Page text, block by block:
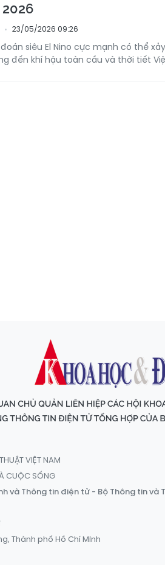
23/05/2026 09:26
siêu El Nino cực mạnh có thể
đến khí hậu toàn cầu và thời tiết
VIỆT NAM
CUỘC SỐNG
và Thông tin điện tử - Bộ Thông tin
Thành phố Hồ Chí Minh